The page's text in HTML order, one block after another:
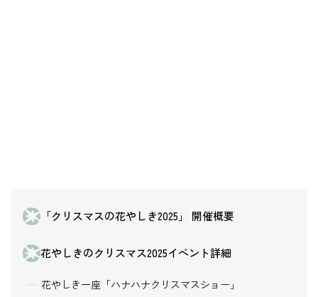
「クリスマスの花やしき2025」 開催概要
花やしきのクリスマス2025イベント詳細
花やしき一座「ハナハナクリスマスショー」